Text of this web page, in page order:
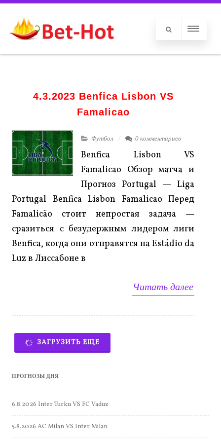
4.3.2023 Benfica Lisbon VS
Famalicao
Футбол 0 комментариев
Benfica Lisbon VS
Famalicao Обзор матча и
Прогноз Portugal — Liga
Portugal Benfica Lisbon Famalicao Перед
Famalicão стоит непростая задача —
сразиться с безудержным лидером лиги
Benfica, когда они отправятся на Estádio da
Luz в Лиссабоне в
Читать далее
ЗАГРУЗИТЬ ЕЩЕ
ПРОГНОЗЫ ДНЯ
6.8.2026 Inter Turku VS FC Vaduz
5.8.2026 AC Milan VS Inter Milan